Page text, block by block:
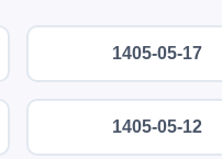
1405-05-17
1405-05-12